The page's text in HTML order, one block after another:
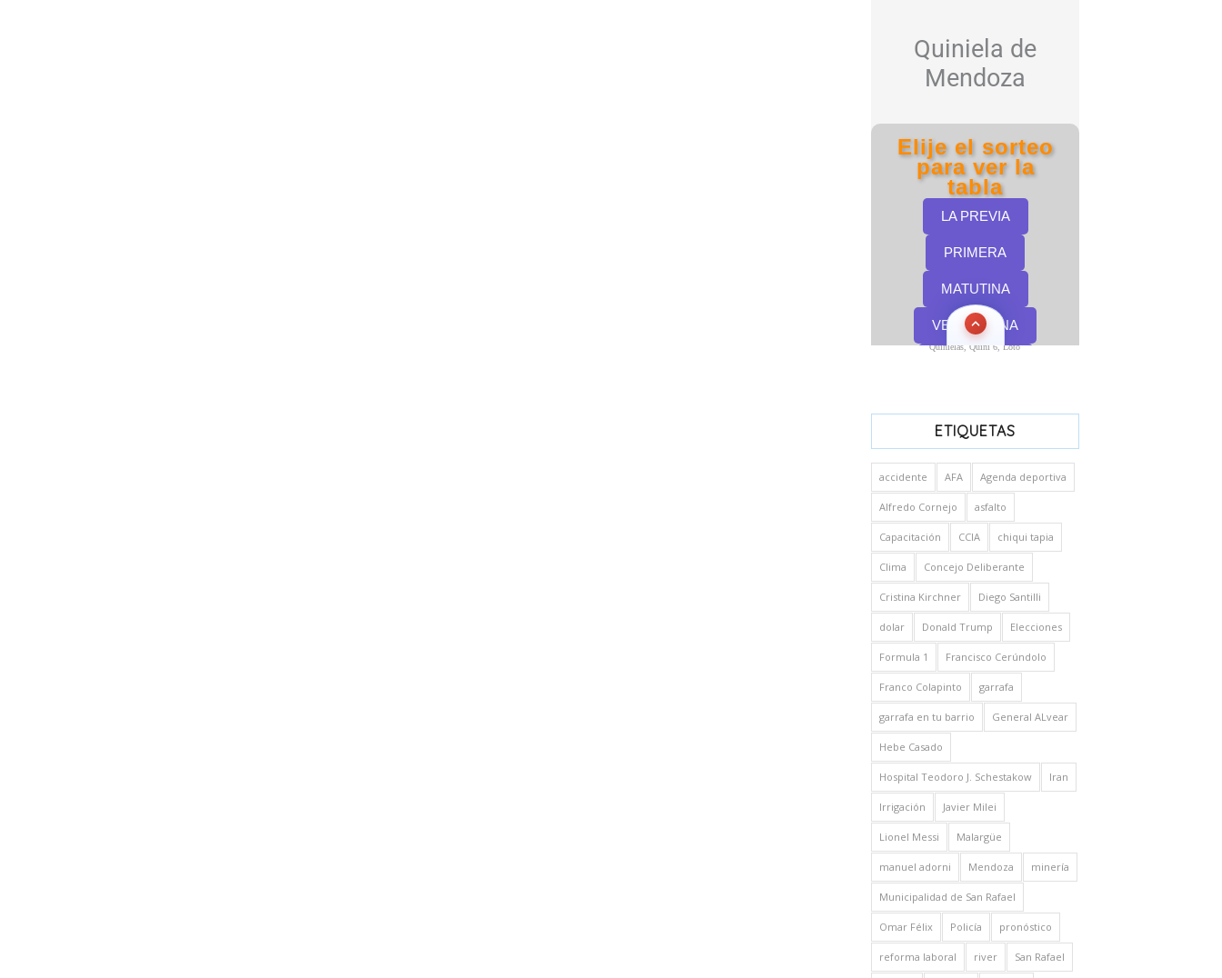
Quinielas, Quini 6, Loto
ETIQUETAS
accidente AFA Agenda deportiva
Alfredo Cornejo asfalto
Capacitación CCIA chiqui tapia
Clima Concejo Deliberante
Cristina Kirchner Diego Santilli
dolar Donald Trump Elecciones
Formula 1 Francisco Cerúndolo
Franco Colapinto garrafa
garrafa en tu barrio General ALvear
Hebe Casado
Hospital Teodoro J. Schestakow Iran
Irrigación Javier Milei
Lionel Messi Malargüe
manuel adorni Mendoza minería
Municipalidad de San Rafael
Omar Félix Policía pronóstico
reforma laboral river San Rafael